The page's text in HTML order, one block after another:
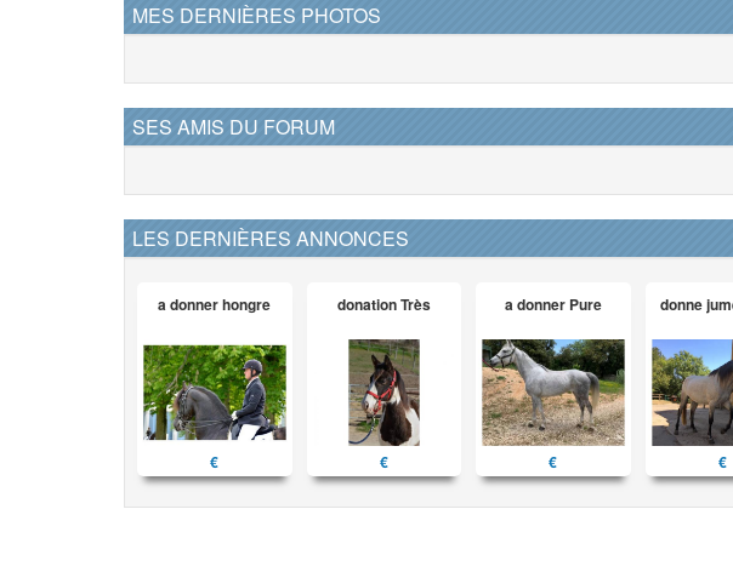
MES DERNIÈRES PHOTOS
SES AMIS DU FORUM
LES DERNIÈRES ANNONCES
a donner hongre
€
donation Très
€
a donner Pure
€
donne
€